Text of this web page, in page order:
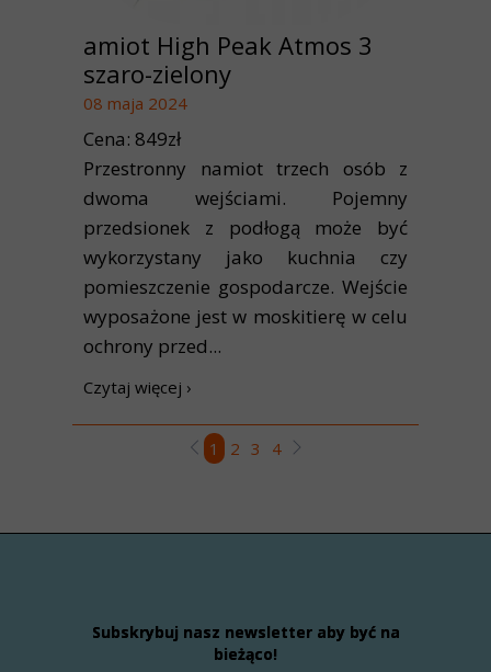
Subskrybuj nasz newsletter aby być na
bieżąco!
amiot High Peak Atmos 3
szaro-zielony
08 maja 2024
Cena: 849zł
Przestronny namiot trzech osób z
dwoma wejściami. Pojemny
przedsionek z podłogą może być
wykorzystany jako kuchnia czy
pomieszczenie gospodarcze. Wejście
wyposażone jest w moskitierę w celu
ochrony przed...
Czytaj więcej ›
1 2 3 4